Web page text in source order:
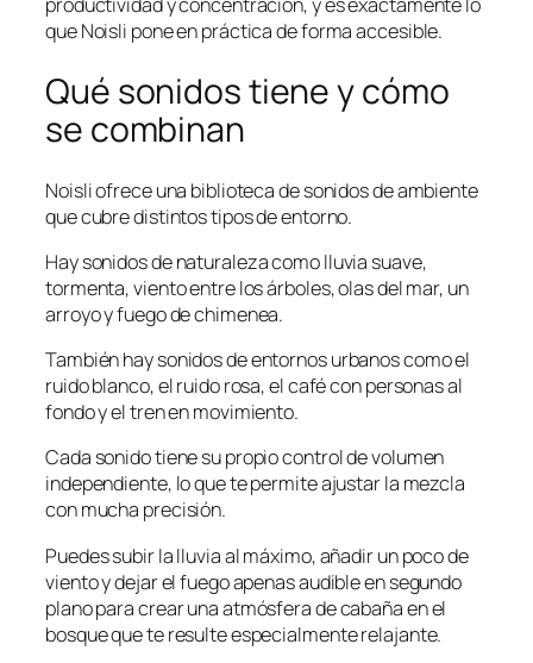
que Noisli pone en práctica de forma accesible.
Qué sonidos tiene y cómo
se combinan
Noisli ofrece una biblioteca de sonidos de ambiente
que cubre distintos tipos de entorno.
Hay sonidos de naturaleza como lluvia suave,
tormenta, viento entre los árboles, olas del mar, un
arroyo y fuego de chimenea.
También hay sonidos de entornos urbanos como el
ruido blanco, el ruido rosa, el café con personas al
fondo y el tren en movimiento.
Cada sonido tiene su propio control de volumen
independiente, lo que te permite ajustar la mezcla
con mucha precisión.
Puedes subir la lluvia al máximo, añadir un poco de
viento y dejar el fuego apenas audible en segundo
plano para crear una atmósfera de cabaña en el
bosque que te resulte especialmente relajante.